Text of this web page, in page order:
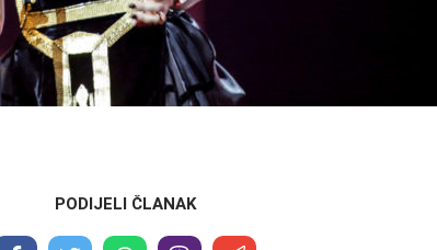
PODIJELI ČLANAK